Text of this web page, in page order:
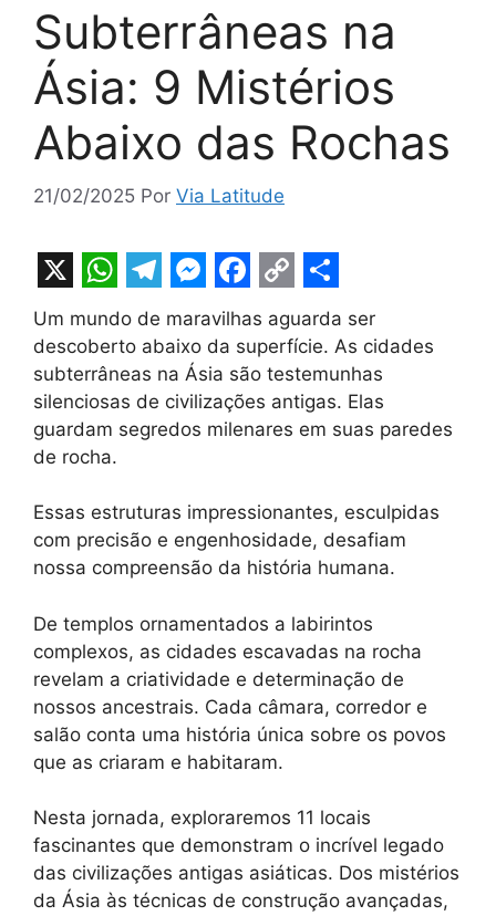
Subterrâneas na
Ásia: 9 Mistérios
Abaixo das Rochas
21/02/2025 Por Via Latitude
X W
h
a
t
s
p
p
T
e
l
e
g
a
m
M
e
s
s
e
g
e
r
F
a
c
e
b
o
k
C
o
p
y
L
n
k
S
h
a
r
e
Um mundo de maravilhas aguarda ser
descoberto abaixo da superfície. As cidades
subterrâneas na Ásia são testemunhas
silenciosas de civilizações antigas. Elas
guardam segredos milenares em suas paredes
de rocha.
Essas estruturas impressionantes, esculpidas
com precisão e engenhosidade, desafiam
nossa compreensão da história humana.
De templos ornamentados a labirintos
complexos, as cidades escavadas na rocha
revelam a criatividade e determinação de
nossos ancestrais. Cada câmara, corredor e
salão conta uma história única sobre os povos
que as criaram e habitaram.
Nesta jornada, exploraremos 11 locais
fascinantes que demonstram o incrível legado
das civilizações antigas asiáticas. Dos mistérios
da Ásia às técnicas de construção avançadas,